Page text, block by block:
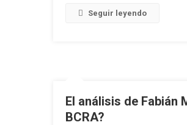
Seguir leyendo
El análisis de Fabián
BCRA?